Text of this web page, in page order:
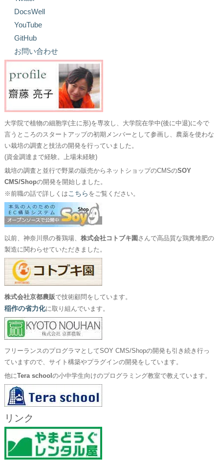
DocsWell
YouTube
GitHub
お問い合わせ
大学院で植物の細胞学(主に形)を専攻し、大学院在学中(後に中退)に今で
言うところのスタートアップの初期メンバーとして参画し、農薬を使わな
い栽培の調査と技法の開発を行っていました。
(資金調達まで経験。上場未経験)
栽培の調査と並行で野菜の販売からネットショップのCMSのSOY
CMS/Shopの開発を開始しました。
※前職の話で詳しくはこちら をご覧ください。
以前、神奈川県の養鶏場、 株式会社コトブキ園 さんで高品質な鶏糞堆肥の
製造に関わらせていただきました。
株式会社京都農販で技術顧問をしています。
稲作の省力化に取り組んでいます。
フリーランスのプログラマとしてSOY CMS/Shopの開発も引き続き行っ
ていますので、サイト構築やプラグインの開発をしています。
他にTera school の小中学生向けのプログラミング教室で教えています。
リンク